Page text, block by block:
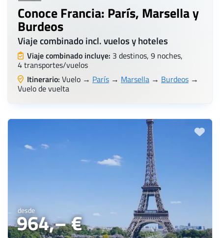
Conoce Francia: París, Marsella y
Burdeos
Viaje combinado incl. vuelos y hoteles
Viaje combinado incluye: 3 destinos, 9 noches,
4 transportes/vuelos
Itinerario: Vuelo → París → Marsella → Burdeos →
Vuelo de vuelta
desde
964,– €